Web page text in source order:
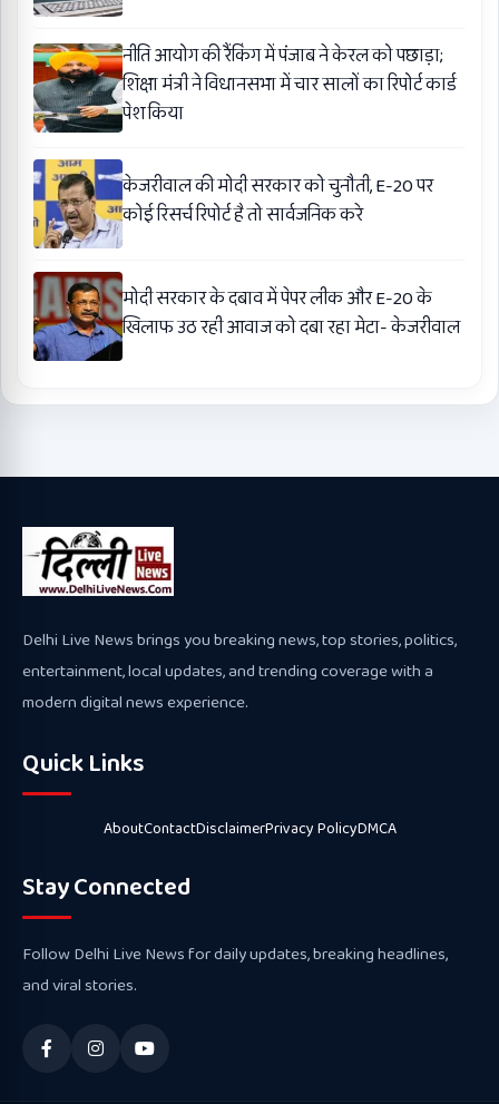
नीति आयोग की रैंकिंग में पंजाब ने केरल को पछाड़ा;
शिक्षा मंत्री ने विधानसभा में चार सालों का रिपोर्ट कार्ड
पेश किया
केजरीवाल की मोदी सरकार को चुनौती, E-20 पर
कोई रिसर्च रिपोर्ट है तो सार्वजनिक करे
मोदी सरकार के दबाव में पेपर लीक और E-20 के
खिलाफ उठ रही आवाज को दबा रहा मेटा- केजरीवाल
Delhi Live News brings you breaking news, top stories, politics,
entertainment, local updates, and trending coverage with a
modern digital news experience.
Quick Links
AboutContactDisclaimerPrivacy PolicyDMCA
Stay Connected
Follow Delhi Live News for daily updates, breaking headlines,
and viral stories.